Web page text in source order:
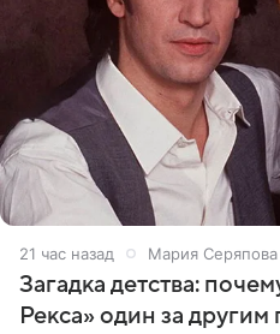
21 час назад Мария Серяпова
Загадка детства:
Рекса» один за